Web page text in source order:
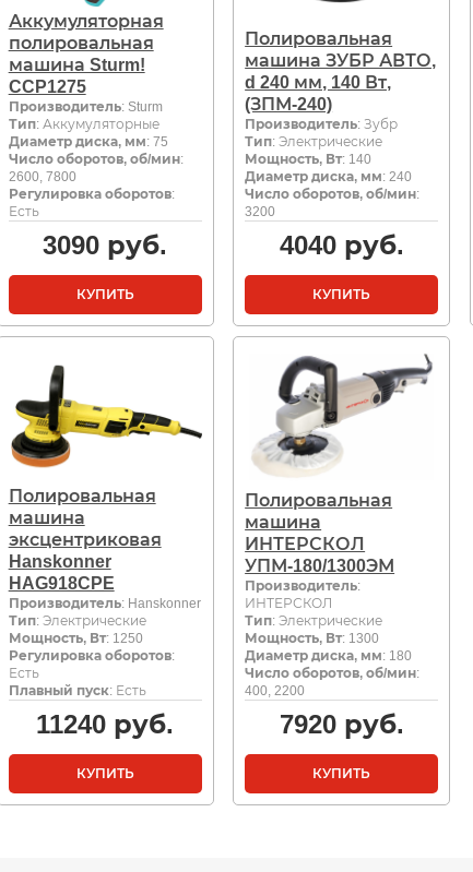
Аккумуляторная
полировальная
машина Sturm!
CCP1275
Производитель: Sturm
Тип: Аккумуляторные
Диаметр диска, мм: 75
Число оборотов, об/мин:
2600, 7800
Регулировка оборотов:
Есть
3090 руб.
КУПИТЬ
Полировальная
машина ЗУБР АВТО,
d 240 мм, 140 Вт,
(ЗПМ-240)
Производитель: Зубр
Тип: Электрические
Мощность, Вт: 140
Диаметр диска, мм: 240
Число оборотов, об/мин:
3200
4040руб.
КУПИТЬ
Полировальная
машина
эксцентриковая
Hanskonner
HAG918CPE
Производитель: Hanskonner
Тип: Электрические
Мощность, Вт: 1250
Регулировка оборотов:
Есть
Плавный пуск: Есть
11240 руб.
КУПИТЬ
Полировальная
машина
ИНТЕРСКОЛ
УПМ-180/1300ЭМ
Производитель:
ИНТЕРСКОЛ
Тип: Электрические
Мощность, Вт: 1300
Диаметр диска, мм: 180
Число оборотов, об/мин:
400, 2200
7920руб.
КУПИТЬ